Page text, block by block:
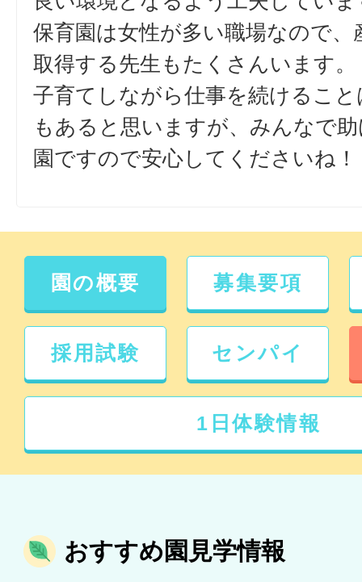
保育園は女性が多い職場なので、
取得する先生もたくさんいます。
子育てしながら仕事を続けるこ
もあると思いますが、みんなで
園ですので安心してくださいね！
園の概要 募集要項
採用試験 センパイ
1日体験情報
おすすめ園見学情報